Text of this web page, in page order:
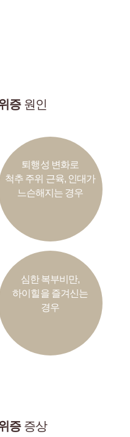
증 원인
퇴행성 변화로
척추 주위 근육, 인대가
느슨해지는 경우
심한 복부비만,
하이힐을 즐겨신는
경우
증증상